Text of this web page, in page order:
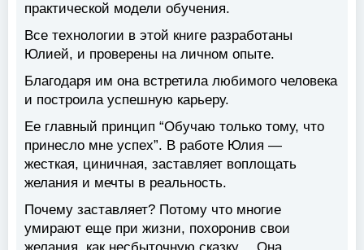
практической модели обучения.
Все технологии в этой книге разработаны
Юлией, и проверены на личном опыте.
Благодаря им она встретила любимого человека
и построила успешную карьеру.
Ее главный принцип “Обучаю только тому, что
принесло мне успех”. В работе Юлия —
жесткая, циничная, заставляет воплощать
желания и мечты в реальность.
Почему заставляет? Потому что многие
умирают еще при жизни, похоронив свои